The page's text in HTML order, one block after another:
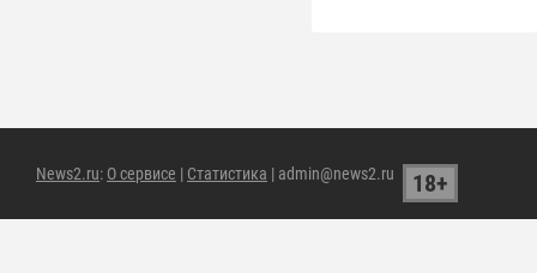
News2.ru: О сервисе | Статистика | admin@news2.ru 18+